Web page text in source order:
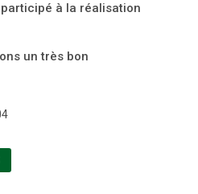
à la réalisation
un très bon